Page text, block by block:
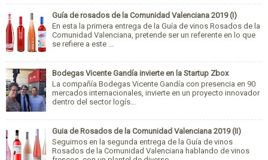
Guía de rosados de la Comunidad Valenciana 2019 (I)
En esta la primera entrega de la Guía de vinos Rosados de la
Comunidad Valenciana, pretende ser un referente en lo que
se refiere a este ...
Bodegas Vicente Gandía invierte en la Startup Zbox
La compañía Bodegas Vicente Gandía con presencia en 90
mercados internacionales, invierte en un proyecto innovador
dentro del sector logís...
Guia de Rosados de la Comunidad Valenciana 2019 (II)
Seguimos en la segunda entrega de la Guía de vinos
Rosados de la Comunidad Valenciana hablando de vinos